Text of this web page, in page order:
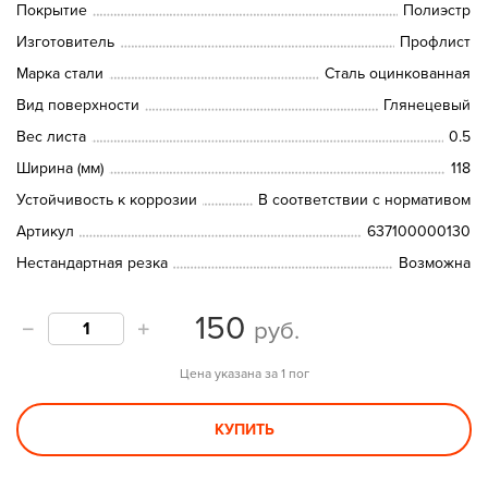
Покрытие
Полиэстр
Изготовитель
Профлист
Марка стали
Сталь оцинкованная
Вид поверхности
Глянецевый
Вес листа
0.5
Ширина (мм)
118
Устойчивость к коррозии
В соответствии с нормативом
Артикул
637100000130
Нестандартная резка
Возможна
150 руб.
Цена указана за 1 пог
КУПИТЬ